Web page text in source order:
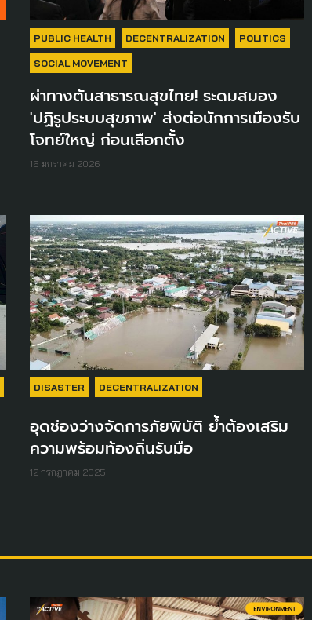
PUBLIC HEALTH DECENTRALIZATION POLITICS
SOCIAL MOVEMENT
ผ่าทางตันสาธารณสุขไทย! ระดมสมอง
'ปฏิรูประบบสุขภาพ' ส่งต่อนักการเมืองรับ
โจทย์ใหญ่ ก่อนเลือกตั้ง
16 มกราคม 2026
DISASTER DECENTRALIZATION
อุดช่องว่างจัดการภัยพิบัติ ย้ำต้องเสริม
ความพร้อมท้องถิ่นรับมือ
12 กรกฎาคม 2025